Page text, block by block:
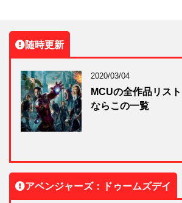
随時更新
2020/03/04
MCUの全作品リス
ならこの一覧
アベンジャーズ：ドゥームズデイ